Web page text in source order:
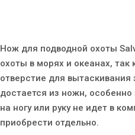
Нож для подводной охоты
охоты в морях и океанах,
отверстие для вытаскивания
достается из ножн,
на ногу или руку не идет в
приобрести отдельно.